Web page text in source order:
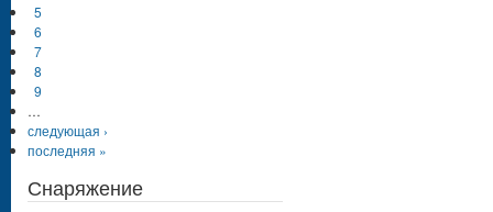
5
6
7
8
9
…
следующая ›
последняя »
Снаряжение